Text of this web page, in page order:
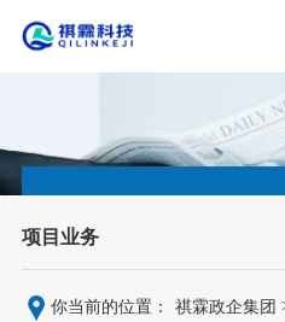
项目业务
你当前的位置： 祺霖政企集团